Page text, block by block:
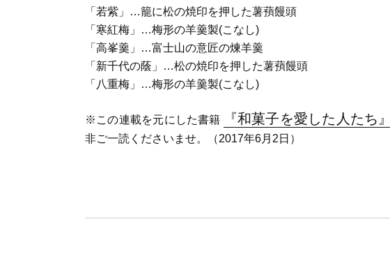
「若紫」…籠に松の焼印を押した薯蕷饅頭
「寒紅梅」…梅形の羊羹製(こなし)
「高峯羹」…富士山の意匠の煉羊羹
「新千代の蔭」…松の焼印を押した薯蕷饅頭
「八重梅」…梅形の羊羹製(こなし)
※この連載を元にした書籍 『和菓子を愛した人たち』
非ご一読くださいませ。（2017年6月2日）